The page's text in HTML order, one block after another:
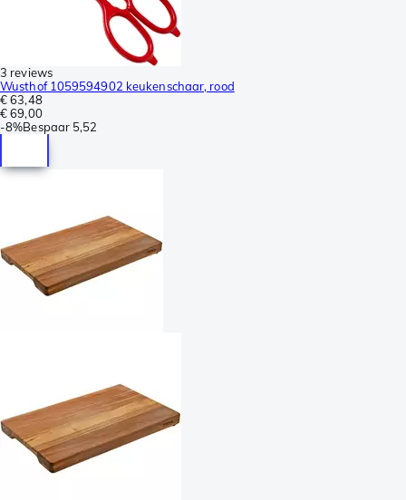
3 reviews
Wusthof 1059594902 keukenschaar, rood
€ 63,48
€ 69,00
-8%Bespaar 5,52